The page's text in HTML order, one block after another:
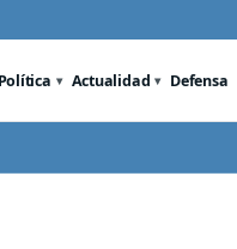
Política Actualidad Defensa